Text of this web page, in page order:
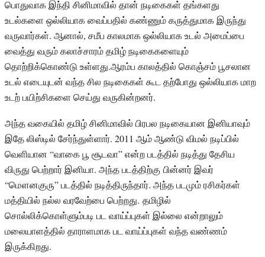
பொதுவாக இந்தி சினிமாவில் தான் நடிகைகள் தங்களது
உடல்களை ஒல்லியாக வைப்பதில் கண்ணும் கருத்துமாக இருந்து
வருவார்கள். ஆனால், சமீப காலமாக ஒல்லியாக உடல் அமைப்பை
வைத்து வரும் கலாச்சாரம் தமிழ் நடிகைகளையும்
தொற்றிக்கொண்டு உள்ளது.ஆரம்ப காலத்தில் கொஞ்சம் பூசலான
உடல் எடையுடன் வந்த சில நடிகைகள் கூட தற்போது ஒல்லியாக மாற
உடற் பயிற்சிகளை செய்து வருகின்றனர்.
அந்த வகையில் தமிழ் சினிமாவில் பிரபல நடிகையான இனியாவும்
இதே லிஸ்டில் சேர்ந்துள்ளார். 2011 ஆம் ஆண்டு விமல் நடிப்பில்
வெளியான “வாகை பூ சூடவா” என்ற படத்தில் நடித்து தேசிய
விருது பெற்றார் இனியா. அந்த படத்திற்கு பின்னர் இவர்
“மௌனகுரு” படத்தில் நடித்திருந்தார். அந்த படமும் ரசிகர்கள்
மத்தியில் நல்ல வரவேற்பை பெற்றது. தமிழில்
சொல்லிக்கொள்ளும்படி பட வாய்ப்புகள் இல்லை என்றாலும்
மலையாளத்தில் தாராளமாக பட வாய்ப்புகள் வந்த வண்ணம்
இருக்கிறது.